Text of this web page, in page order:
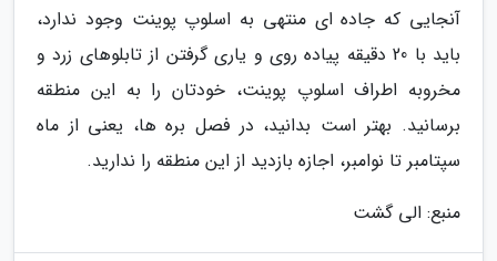
آنجایی که جاده ای منتهی به اسلوپ پوینت وجود ندارد،
باید با 20 دقیقه پیاده روی و یاری گرفتن از تابلوهای زرد و
مخروبه اطراف اسلوپ پوینت، خودتان را به این منطقه
برسانید. بهتر است بدانید، در فصل بره ها، یعنی از ماه
سپتامبر تا نوامبر، اجازه بازدید از این منطقه را ندارید.
منبع: الی گشت